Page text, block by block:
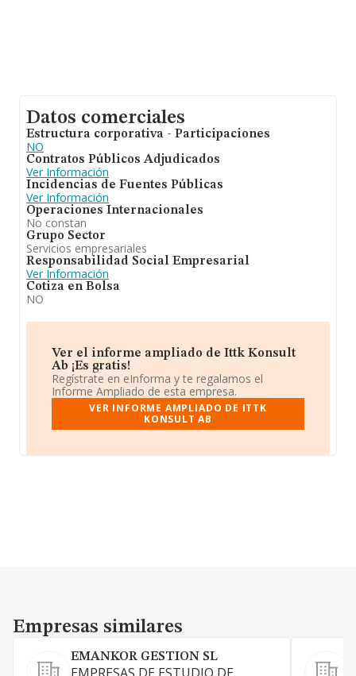
Datos comerciales
Estructura corporativa - Participaciones
NO
Contratos Públicos Adjudicados
Ver Información
Incidencias de Fuentes Públicas
Ver Información
Operaciones Internacionales
No constan
Grupo Sector
Servicios empresariales
Responsabilidad Social Empresarial
Ver Información
Cotiza en Bolsa
NO
Ver el informe ampliado de Ittk Konsult
Ab ¡Es gratis!
Regístrate en eInforma y te regalamos el
Informe Ampliado de esta empresa.
VER INFORME AMPLIADO DE ITTK
KONSULT AB
Empresas similares
Empresas similares
EMANKOR GESTION SL